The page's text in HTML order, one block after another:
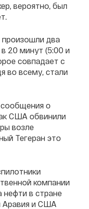
вероятно, был
произошли два
20 минут (5:00 и
совпадает с
во всему, стали
о
США обвинили
возле
Тегеран это
компании
нефти в стране
Аравия и США